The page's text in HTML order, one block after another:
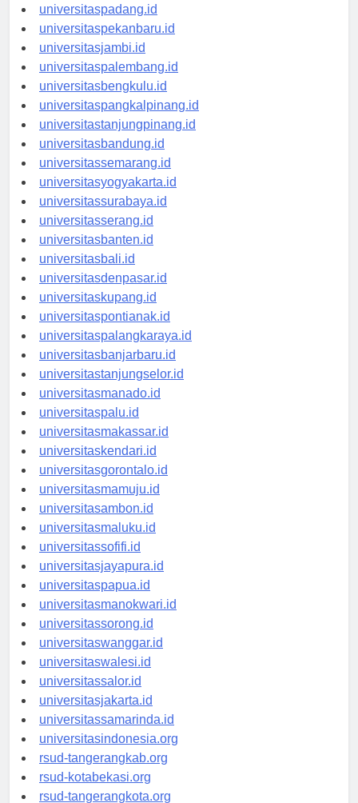
universitasmedan.id
universitaspadang.id
universitaspekanbaru.id
universitasjambi.id
universitaspalembang.id
universitasbengkulu.id
universitaspangkalpinang.id
universitastanjungpinang.id
universitasbandung.id
universitassemarang.id
universitasyogyakarta.id
universitassurabaya.id
universitasserang.id
universitasbanten.id
universitasbali.id
universitasdenpasar.id
universitaskupang.id
universitaspontianak.id
universitaspalangkaraya.id
universitasbanjarbaru.id
universitastanjungselor.id
universitasmanado.id
universitaspalu.id
universitasmakassar.id
universitaskendari.id
universitasgorontalo.id
universitasmamuju.id
universitasambon.id
universitasmaluku.id
universitassofifi.id
universitasjayapura.id
universitaspapua.id
universitasmanokwari.id
universitassorong.id
universitaswanggar.id
universitaswalesi.id
universitassalor.id
universitasjakarta.id
universitassamarinda.id
universitasindonesia.org
rsud-tangerangkab.org
rsud-kotabekasi.org